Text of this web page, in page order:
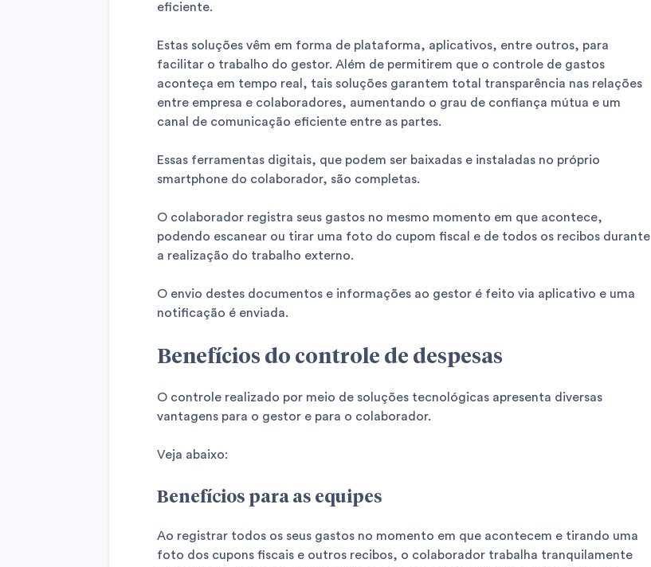
eficiente.
Estas soluções vêm em forma de plataforma, aplicativos, entre outros, para
facilitar o trabalho do gestor. Além de permitirem que o controle de gastos
aconteça em tempo real, tais soluções garantem total transparência nas relações
entre empresa e colaboradores, aumentando o grau de confiança mútua e um
canal de comunicação eficiente entre as partes.
Essas ferramentas digitais, que podem ser baixadas e instaladas no próprio
smartphone do colaborador, são completas.
O colaborador registra seus gastos no mesmo momento em que acontece,
podendo escanear ou tirar uma foto do cupom fiscal e de todos os recibos durante
a realização do trabalho externo.
O envio destes documentos e informações ao gestor é feito via aplicativo e uma
notificação é enviada.
Benefícios do controle de despesas
O controle realizado por meio de soluções tecnológicas apresenta diversas
vantagens para o gestor e para o colaborador.
Veja abaixo:
Benefícios para as equipes
Ao registrar todos os seus gastos no momento em que acontecem e tirando uma
foto dos cupons fiscais e outros recibos, o colaborador trabalha tranquilamente